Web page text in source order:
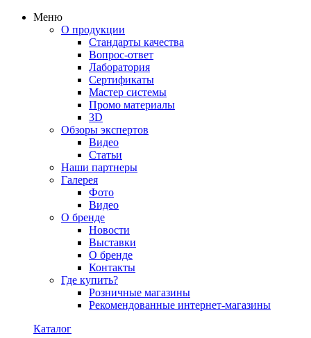
Меню
О продукции
Стандарты качества
Вопрос-ответ
Лаборатория
Сертификаты
Мастер системы
Промо материалы
3D
Обзоры экспертов
Видео
Статьи
Наши партнеры
Галерея
Фото
Видео
О бренде
Новости
Выставки
О бренде
Контакты
Где купить?
Розничные магазины
Рекомендованные интернет-магазины
Каталог